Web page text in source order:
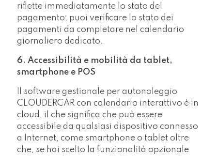
riflette immediatamente lo stato del
pagamento; puoi verificare lo stato dei
pagamenti da completare nel calendario
giornaliero dedicato.
6. Accessibilità e mobilità da tablet,
smartphone e POS
Il software gestionale per autonoleggio
CLOUDERCAR con calendario interattivo è in
cloud, il che significa che può essere
accessibile da qualsiasi dispositivo connesso
a Internet, come smartphone o tablet oltre
che, se hai scelto la funzionalità opzionale